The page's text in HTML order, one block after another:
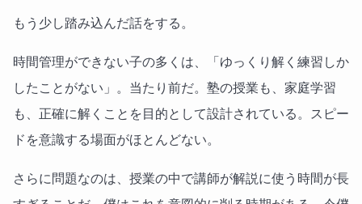
もう少し踏み込んだ話をする。
時間管理ができない子の多くは、「ゆっくり解く練習しか
したことがない」。当たり前だ。塾の授業も、家庭学習
も、正確に解くことを目的として設計されている。スピー
ドを意識する場面がほとんどない。
さらに問題なのは、授業の中で講師が解説に使う時間が長